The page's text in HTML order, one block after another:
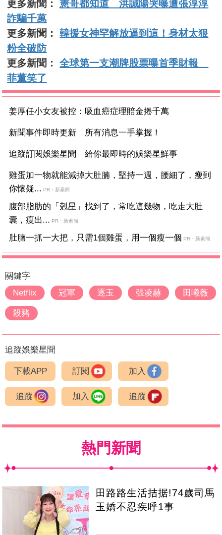
更多新聞：憲哥都知道 洪誠陽哭曝遭張淳淳
詐騙千萬
更多新聞：韓援女神罕解放逼到這！身材太狠
粉全破防
更多新聞：全球第一支潮牌股票曝首季財報
菲董笑了
姜厚任小女友被控：吸血癌症理賠金捲千萬
新聞事件即時更新 所有消息一手掌握！
追蹤訂閱娛樂星聞 給你最即時的娛樂星鮮事
雞蛋加一物就能減掉大肚腩，堅持一週，腰細了，瘦到
你懷疑... PR・新素簡
腹部脂肪的「剋星」找到了，常吃這幾物，吃走大肚
囊，瘦出... PR・新素簡
肚腩一抓一大把，只需1個雞蛋，用一個瘦一個 PR・新素簡
關鍵字
Netflix
冠軍 逐玉 張凌赫 田曦薇
殺豬
追蹤娛樂星聞
下載APP 訂閱 加入
追蹤 加入 追蹤
熱門新聞
田路路生活拮据!74歲司馬
玉嬌不忍疾呼1事